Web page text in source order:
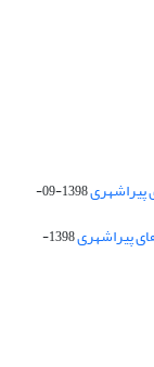
1398-09-
پیراشهری
1398-